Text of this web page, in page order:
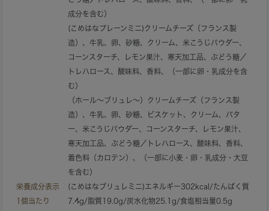
成分を含む）
(こめはなプレーンミニ)クリームチーズ（フランス製
造）、牛乳、卵、砂糖、クリーム、米こうじパウダー、
コーンスターチ、レモン果汁、寒天加工品、ぶどう糖／
トレハロース、酸味料、香料、（一部に卵・乳成分を含
む）
（ホール～ブリュレ～）クリームチーズ（フランス製
造）、牛乳、卵、砂糖、ビスケット、クリーム、バタ
ー、米こうじパウダー、コーンスターチ、レモン果汁、
寒天加工品、ぶどう糖／トレハロース、酸味料、香料、
着色料（カロテン）、（一部に小麦・卵・乳成分・大豆
を含む）
栄養成分表示
1個当たり
(こめはなブリュレミニ)エネルギー302kcal/たんぱく質
7.4g/脂質19.0g/炭水化物25.1g/食塩相当量0.5g